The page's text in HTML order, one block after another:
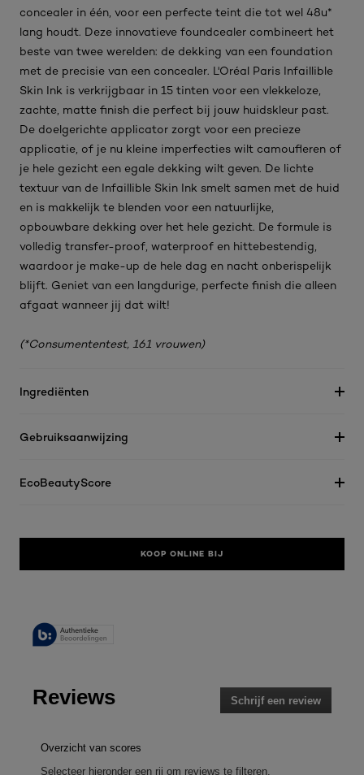
concealer in één, voor een perfecte teint die tot wel 48u*
lang houdt. Deze innovatieve foundcealer combineert het
beste van twee werelden: de dekking van een foundation
met de precisie van een concealer. L'Oréal Paris Infaillible
Skin Ink is verkrijgbaar in 15 tinten voor een vlekkeloze,
zachte, matte finish die perfect bij jouw huidskleur past.
De doelgerichte applicator zorgt voor een precieze
applicatie, of je nu kleine imperfecties wilt camoufleren of
je hele gezicht een egale dekking wilt geven. De lichte
textuur van de Infaillible Skin Ink smelt samen met de huid
en is makkelijk te blenden voor een natuurlijke,
opbouwbare dekking over het hele gezicht. De formule is
volledig transfer-proof, waterproof en hittebestendig,
waardoor je make-up de hele dag en nacht onberispelijk
blijft. Geniet van een langdurige, perfecte finish die alleen
afgaat wanneer jij dat wilt!
(*Consumententest, 161 vrouwen)
Ingrediënten
Gebruiksaanwijzing
EcoBeautyScore
KOOP ONLINE BIJ
Reviews Schrijf een review
Met
Overzicht van scores
Selecteer hieronder een rij om reviews te filteren.